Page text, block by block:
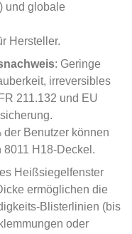
und globale
Hersteller.
: Geringe
irreversibles
211.132 und EU
Benutzer können
H18-Deckel.
Heißsiegelfenster
ermöglichen die
Blisterlinien (bis
oder